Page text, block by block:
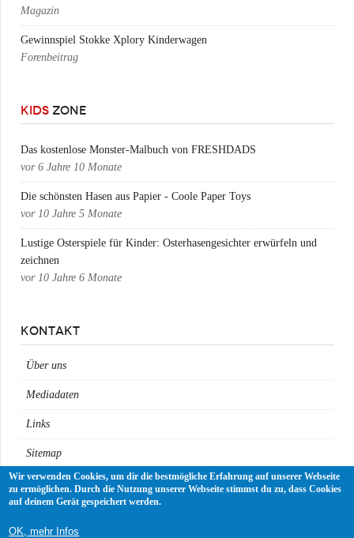
Magazin
Gewinnspiel Stokke Xplory Kinderwagen
Forenbeitrag
KIDS ZONE
Das kostenlose Monster-Malbuch von FRESHDADS
vor 6 Jahre 10 Monate
Die schönsten Hasen aus Papier - Coole Paper Toys
vor 10 Jahre 5 Monate
Lustige Osterspiele für Kinder: Osterhasengesichter erwürfeln und
zeichnen
vor 10 Jahre 6 Monate
KONTAKT
Über uns
Mediadaten
Links
Sitemap
Impressum
Wir verwenden Cookies, um dir die bestmögliche Erfahrung auf unserer Webseite
zu ermöglichen. Durch die Nutzung unserer Webseite stimmst du zu, dass Cookies
auf deinem Gerät gespeichert werden.
OK, mehr Infos